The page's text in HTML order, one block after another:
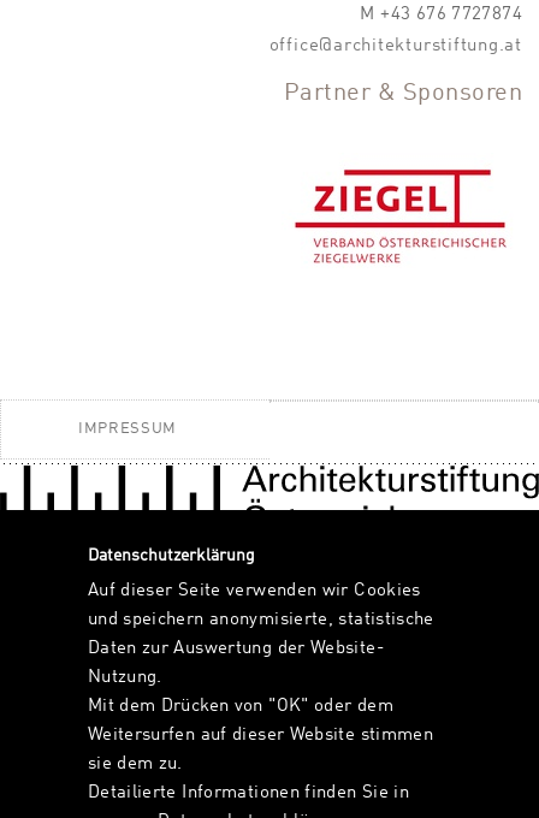
M +43 676 7727874
office@architekturstiftung.at
Partner & Sponsoren
IMPRESSUM
Datenschutzerklärung
Auf dieser Seite verwenden wir Cookies
und speichern anonymisierte, statistische
Daten zur Auswertung der Website-
Nutzung.
Mit dem Drücken von "OK" oder dem
Weitersurfen auf dieser Website stimmen
sie dem zu.
Detailierte Informationen finden Sie in